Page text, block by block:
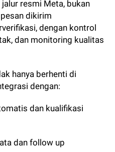
resmi Meta, bukan
dikirim
dengan kontrol
dan monitoring kualitas
hanya berhenti di
dengan:
dan kualifikasi
dan follow up